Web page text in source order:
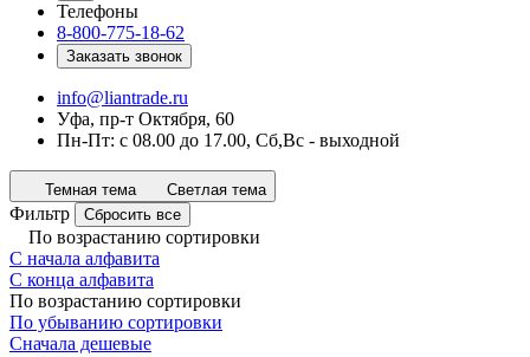
Телефоны
8-800-775-18-62
Заказать звонок
info@liantrade.ru
Уфа, пр-т Октября, 60
Пн-Пт: c 08.00 до 17.00, Cб,Вс - выходной
Темная тема Светлая тема
Фильтр Сбросить все
По возрастанию сортировки
С начала алфавита
С конца алфавита
По возрастанию сортировки
По убыванию сортировки
Сначала дешевые